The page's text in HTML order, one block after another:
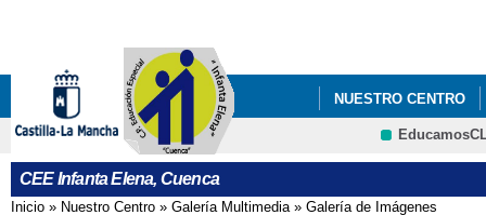
NUESTRO CENTRO
CEE Infanta Elena, Cuenca
Inicio » Nuestro Centro » Galería Multimedia» Galería de Imágenes